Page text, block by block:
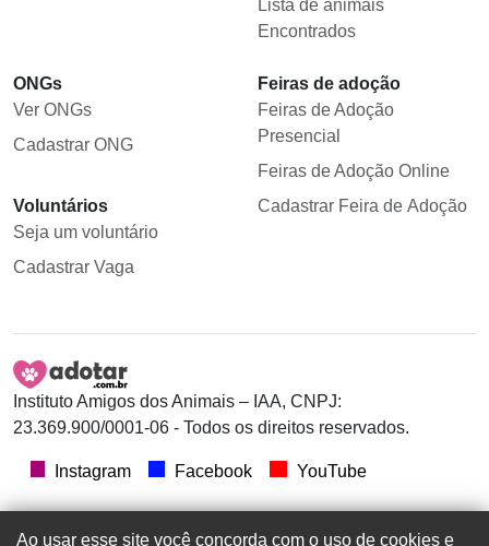
Lista de animais
Encontrados
ONGs
Ver ONGs
Cadastrar ONG
Voluntários
Seja um voluntário
Cadastrar Vaga
Feiras de adoção
Feiras de Adoção
Presencial
Feiras de Adoção Online
Cadastrar Feira de Adoção
Instituto Amigos dos Animais – IAA, CNPJ:
23.369.900/0001-06 - Todos os direitos reservados.
Instagram Facebook YouTube
Ao usar esse site você concorda com o uso de cookies e